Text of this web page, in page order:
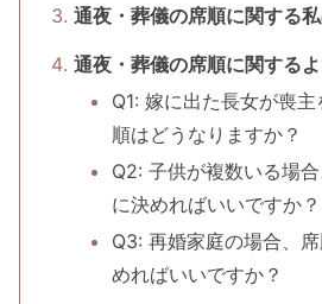
通夜・葬儀の席順に関する
通夜・葬儀の席順に関する
Q1: 嫁に出た長女が喪
順はどうなりますか？
Q2: 子供が複数いる場
に決めればいいですか？
Q3: 再婚家庭の場合、
めればいいですか？